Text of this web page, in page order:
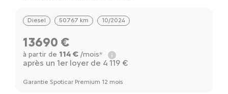
Diesel 50767 km 10/2024
13690 €
à partir de 114 €/mois*
après un 1er loyer de 4 119 €
Garantie Spoticar Premium 12 mois